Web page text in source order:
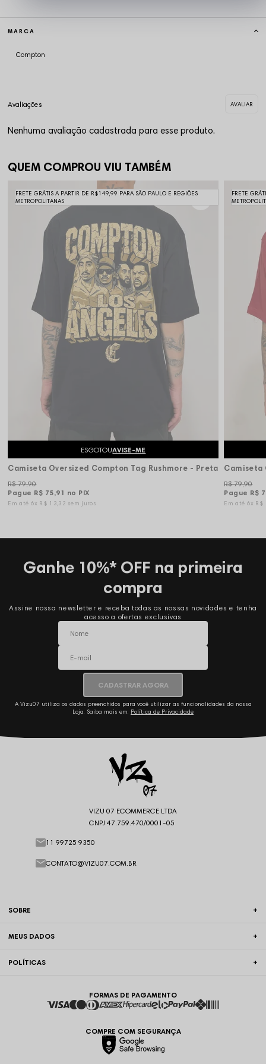
MARCA
Compton
Nenhuma avaliação cadastrada para esse produto.
QUEM COMPROU VIU TAMBÉM
FRETE GRÁTIS A PARTIR DE R$149,99 PARA SÃO PAULO E REGIÕES
METROPOLITANAS
ESGOTOUAVISE-ME
Camiseta Oversized Compton Tag Rushmore - Preta
Pague R$ 75,91 no PIX
R$ 79,90
6x R$ 13,32 sem juros
FRETE
Camiseta
Pague R$
R$ 79,90
6x R$
Ganhe 10%* OFF na primeira
compra
Assine nossa newsletter e receba todas as nossas novidades e tenha
acesso a ofertas exclusivas
CADASTRAR AGORA
A Vizu07 utiliza os dados preenchidos para você utilizar as funcionalidades da nossa
Loja. Saiba mais em: Política de Privacidade
SOBRE
MEUS DADOS
POLÍTICAS
VIZU 07 ECOMMERCE LTDA
CNPJ 47.759.470/0001-05
11 99725 9350
CONTATO@VIZU07.COM.BR
FORMAS DE PAGAMENTO
COMPRE COM SEGURANÇA